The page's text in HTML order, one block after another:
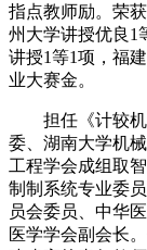
指点教师励。荣
州大学讲授优良1
讲授1等1项，福
业大赛金。
担任《计较机
委、湖南大学机
工程学会成组取
制制系统专业委
员会委员、中华
医学学会副会长